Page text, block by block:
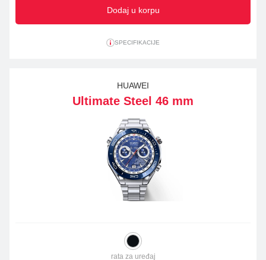
Dodaj u korpu
SPECIFIKACIJE
HUAWEI
Ultimate Steel 46 mm
rata za uređaj